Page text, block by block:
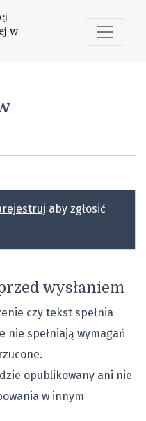
w
aby zgłosić
wysłaniem
czy tekst spełnia
nie spełniają wymagań
opublikowany ani nie
w innym